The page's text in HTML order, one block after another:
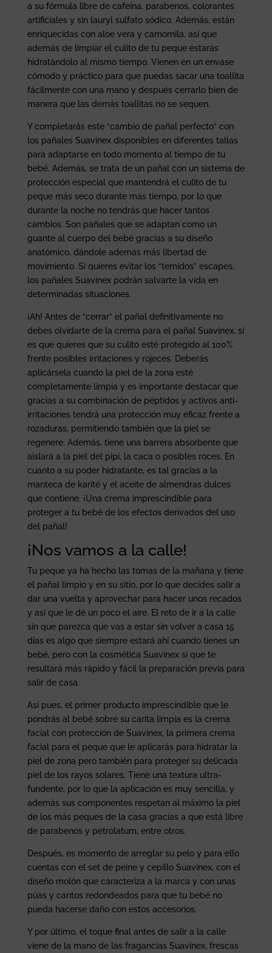
a su fórmula libre de cafeína, parabenos, colorantes
artificiales y sin lauryl sulfato sódico. Además, están
enriquecidas con aloe vera y camomila, así que
además de limpiar el culito de tu peque estarás
hidratándolo al mismo tiempo. Vienen en un envase
cómodo y práctico para que puedas sacar una toallita
fácilmente con una mano y después cerrarlo bien de
manera que las demás toallitas no se sequen.
Y completarás este “cambio de pañal perfecto” con
los pañales Suavinex disponibles en diferentes tallas
para adaptarse en todo momento al tiempo de tu
bebé. Además, se trata de un pañal con un sistema de
protección especial que mantendrá el culito de tu
peque más seco durante más tiempo, por lo que
durante la noche no tendrás que hacer tantos
cambios. Son pañales que se adaptan como un
guante al cuerpo del bebé gracias a su diseño
anatómico, dándole además más libertad de
movimiento. Si quieres evitar los “temidos” escapes,
los pañales Suavinex podrán salvarte la vida en
determinadas situaciones.
¡Ah! Antes de “cerrar” el pañal definitivamente no
debes olvidarte de la crema para el pañal Suavinex, si
es que quieres que su culito esté protegido al 100%
frente posibles irritaciones y rojeces. Deberás
aplicársela cuando la piel de la zona esté
completamente limpia y es importante destacar que
gracias a su combinación de péptidos y activos anti-
irritaciones tendrá una protección muy eficaz frente a
rozaduras, permitiendo también que la piel se
regenere. Además, tiene una barrera absorbente que
aislará a la piel del pipí, la caca o posibles roces. En
cuanto a su poder hidratante, es tal gracias a la
manteca de karité y el aceite de almendras dulces
que contiene. ¡Una crema imprescindible para
proteger a tu bebé de los efectos derivados del uso
del pañal!
¡Nos vamos a la calle!
Tu peque ya ha hecho las tomas de la mañana y tiene
el pañal limpio y en su sitio, por lo que decides salir a
dar una vuelta y aprovechar para hacer unos recados
y así que le dé un poco el aire. El reto de ir a la calle
sin que parezca que vas a estar sin volver a casa 15
días es algo que siempre estará ahí cuando tienes un
bebé, pero con la cosmética Suavinex sí que te
resultará más rápido y fácil la preparación previa para
salir de casa.
Así pues, el primer producto imprescindible que le
pondrás al bebé sobre su carita limpia es la crema
facial con protección de Suavinex, la primera crema
facial para el peque que le aplicarás para hidratar la
piel de zona pero también para proteger su delicada
piel de los rayos solares. Tiene una textura ultra-
fundente, por lo que la aplicación es muy sencilla, y
además sus componentes respetan al máximo la piel
de los más peques de la casa gracias a que está libre
de parabenos y petrolatum, entre otros.
Después, es momento de arreglar su pelo y para ello
cuentas con el set de peine y cepillo Suavinex, con el
diseño molón que caracteriza a la marca y con unas
púas y cantos redondeados para que tu bebé no
pueda hacerse daño con estos accesorios.
Y por último, el toque final antes de salir a la calle
viene de la mano de las fragancias Suavinex, frescas